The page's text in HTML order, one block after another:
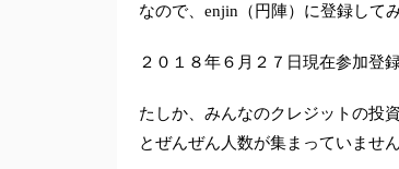
提出すること自体の有意性を考えてみました
なので、enjin（円陣）に登録して
２０１８年６月２７日現在参加登
たしか、みんなのクレジットの投
とぜんぜん人数が集まっていません